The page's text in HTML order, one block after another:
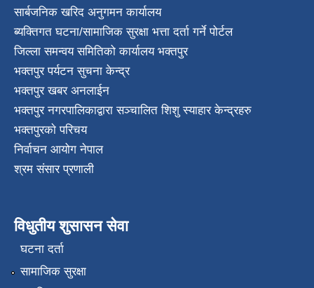
सार्बजनिक खरिद अनुगमन कार्यालय
ब्यक्तिगत घटना/सामाजिक सुरक्षा भत्ता दर्ता गर्ने पोर्टल
जिल्ला समन्वय समितिको कार्यालय भक्तपुर
भक्तपुर पर्यटन सुचना केन्द्र
भक्तपुर खबर अनलाईन
भक्तपुर नगरपालिकाद्वारा सञ्चालित शिशु स्याहार केन्द्रहरु
भक्तपुरकाे परिचय
निर्वाचन आयोग नेपाल
श्रम संसार प्रणाली
विधुतीय शुसासन सेवा
घटना दर्ता
सामाजिक सुरक्षा